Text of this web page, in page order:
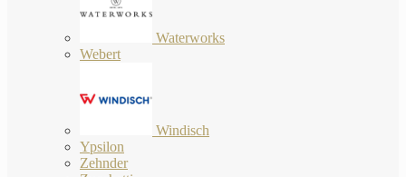
Waterworks
Webert
Windisch
Ypsilon
Zehnder